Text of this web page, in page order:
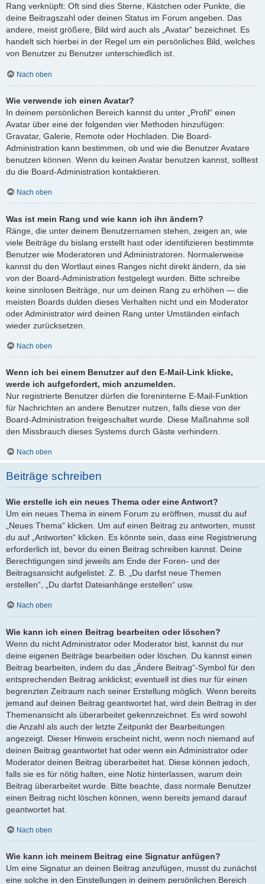
Rang verknüpft: Oft sind dies Sterne, Kästchen oder Punkte, die
deine Beitragszahl oder deinen Status im Forum angeben. Das
andere, meist größere, Bild wird auch als „Avatar“ bezeichnet. Es
handelt sich hierbei in der Regel um ein persönliches Bild, welches
von Benutzer zu Benutzer unterschiedlich ist.
Nach oben
Wie verwende ich einen Avatar?
In deinem persönlichen Bereich kannst du unter „Profil“ einen
Avatar über eine der folgenden vier Methoden hinzufügen:
Gravatar, Galerie, Remote oder Hochladen. Die Board-
Administration kann bestimmen, ob und wie die Benutzer Avatare
benutzen können. Wenn du keinen Avatar benutzen kannst, solltest
du die Board-Administration kontaktieren.
Nach oben
Was ist mein Rang und wie kann ich ihn ändern?
Ränge, die unter deinem Benutzernamen stehen, zeigen an, wie
viele Beiträge du bislang erstellt hast oder identifizieren bestimmte
Benutzer wie Moderatoren und Administratoren. Normalerweise
kannst du den Wortlaut eines Ranges nicht direkt ändern, da sie
von der Board-Administration festgelegt wurden. Bitte schreibe
keine sinnlosen Beiträge, nur um deinen Rang zu erhöhen — die
meisten Boards dulden dieses Verhalten nicht und ein Moderator
oder Administrator wird deinen Rang unter Umständen einfach
wieder zurücksetzen.
Nach oben
Wenn ich bei einem Benutzer auf den E-Mail-Link klicke,
werde ich aufgefordert, mich anzumelden.
Nur registrierte Benutzer dürfen die foreninterne E-Mail-Funktion
für Nachrichten an andere Benutzer nutzen, falls diese von der
Board-Administration freigeschaltet wurde. Diese Maßnahme soll
den Missbrauch dieses Systems durch Gäste verhindern.
Nach oben
Beiträge schreiben
Wie erstelle ich ein neues Thema oder eine Antwort?
Um ein neues Thema in einem Forum zu eröffnen, musst du auf
„Neues Thema“ klicken. Um auf einen Beitrag zu antworten, musst
du auf „Antworten“ klicken. Es könnte sein, dass eine Registrierung
erforderlich ist, bevor du einen Beitrag schreiben kannst. Deine
Berechtigungen sind jeweils am Ende der Foren- und der
Beitragsansicht aufgelistet. Z. B. „Du darfst neue Themen
erstellen“, „Du darfst Dateianhänge erstellen“ usw.
Nach oben
Wie kann ich einen Beitrag bearbeiten oder löschen?
Wenn du nicht Administrator oder Moderator bist, kannst du nur
deine eigenen Beiträge bearbeiten oder löschen. Du kannst einen
Beitrag bearbeiten, indem du das „Ändere Beitrag“-Symbol für den
entsprechenden Beitrag anklickst; eventuell ist dies nur für einen
begrenzten Zeitraum nach seiner Erstellung möglich. Wenn bereits
jemand auf deinen Beitrag geantwortet hat, wird dein Beitrag in der
Themenansicht als überarbeitet gekennzeichnet. Es wird sowohl
die Anzahl als auch der letzte Zeitpunkt der Bearbeitungen
angezeigt. Dieser Hinweis erscheint nicht, wenn noch niemand auf
deinen Beitrag geantwortet hat oder wenn ein Administrator oder
Moderator deinen Beitrag überarbeitet hat. Diese können jedoch,
falls sie es für nötig halten, eine Notiz hinterlassen, warum dein
Beitrag überarbeitet wurde. Bitte beachte, dass normale Benutzer
einen Beitrag nicht löschen können, wenn bereits jemand darauf
geantwortet hat.
Nach oben
Wie kann ich meinem Beitrag eine Signatur anfügen?
Um eine Signatur an deinen Beitrag anzufügen, musst du zunächst
eine solche in den Einstellungen in deinem persönlichen Bereich